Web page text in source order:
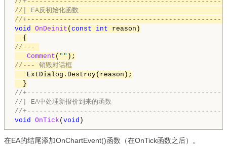
//| EA反初始化
//
void
OnDeinit ( const int reason)
//---
Comment ( ""
//--- 销毁对话框
ExtDialog.Destroy(reason);
}
//
//| EA中处理新报价到来的函数
//
void
OnTick ( void
在EA的结尾添加OnChartEvent()函数（在OnTick函数之后）。